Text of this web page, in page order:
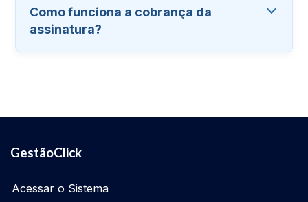
Como funciona a cobrança da
assinatura?
GestãoClick
Acessar o Sistema